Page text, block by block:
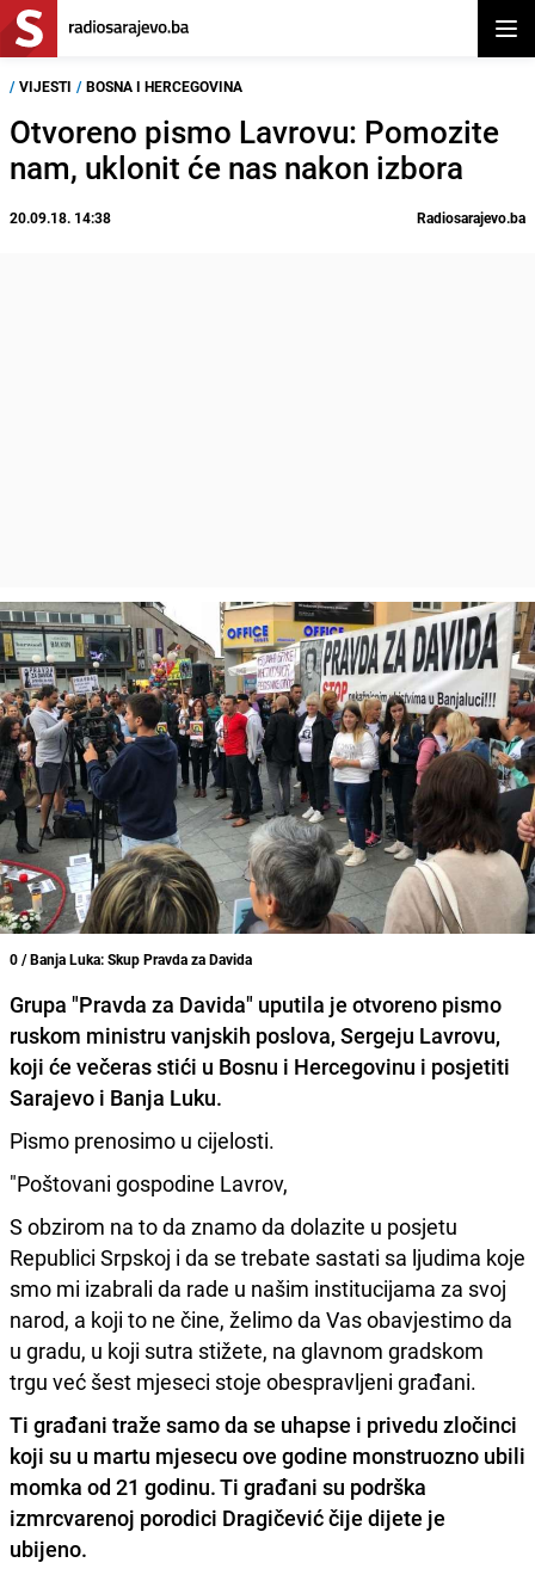
/ VIJESTI / BOSNA I HERCEGOVINA
Otvoreno pismo Lavrovu: Pomozite
nam, uklonit će nas nakon izbora
20.09.18. 14:38 Radiosarajevo.ba
0 / Banja Luka: Skup Pravda za Davida
Grupa "Pravda za Davida" uputila je otvoreno pismo
ruskom ministru vanjskih poslova, Sergeju Lavrovu,
koji će večeras stići u Bosnu i Hercegovinu i posjetiti
Sarajevo i Banja Luku.
Pismo prenosimo u cijelosti.
"Poštovani gospodine Lavrov,
S obzirom na to da znamo da dolazite u posjetu
Republici Srpskoj i da se trebate sastati sa ljudima koje
smo mi izabrali da rade u našim institucijama za svoj
narod, a koji to ne čine, želimo da Vas obavjestimo da
u gradu, u koji sutra stižete, na glavnom gradskom
trgu već šest mjeseci stoje obespravljeni građani.
Ti građani traže samo da se uhapse i privedu zločinci
koji su u martu mjesecu ove godine monstruozno ubili
momka od 21 godinu. Ti građani su podrška
izmrcvarenoj porodici Dragičević čije dijete je
ubijeno.